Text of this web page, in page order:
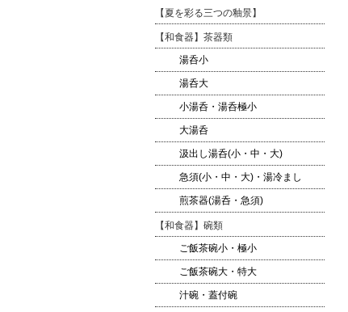
【夏を彩る三つの釉景】
【和食器】茶器類
湯呑小
湯呑大
小湯呑・湯呑極小
大湯呑
汲出し湯呑(小・中・大)
急須(小・中・大)・湯冷まし
煎茶器(湯呑・急須)
【和食器】碗類
ご飯茶碗小・極小
ご飯茶碗大・特大
汁碗・蓋付碗